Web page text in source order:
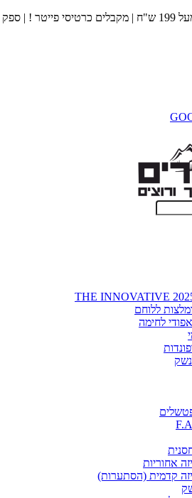
בעיר הבה"דים
THE INNOVATIVE
ללוחם
לחימה
אחוריות
קדמית (הסתערות)